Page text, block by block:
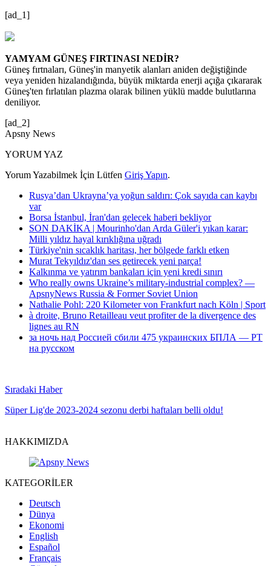
[ad_1]
YAMYAM GÜNEŞ FIRTINASI NEDİR?
Güneş fırtnaları, Güneş'in manyetik alanları aniden değiştiğinde
veya yeniden hizalandığında, büyük miktarda enerji açığa çıkararak
Güneş'ten fırlatılan plazma olarak bilinen yüklü madde bulutlarına
deniliyor.
[ad_2]
Apsny News
YORUM YAZ
Yorum Yazabilmek İçin Lütfen Giriş Yapın.
Rusya’dan Ukrayna’ya yoğun saldırı: Çok sayıda can kaybı
var
Borsa İstanbul, İran'dan gelecek haberi bekliyor
SON DAKİKA | Mourinho'dan Arda Güler'i yıkan karar:
Milli yıldız hayal kırıklığına uğradı
Türkiye'nin sıcaklık haritası, her bölgede farklı etken
Murat Tekyıldız'dan ses getirecek yeni parça!
Kalkınma ve yatırım bankaları için yeni kredi sınırı
Who really owns Ukraine’s military-industrial complex? —
ApsnyNews Russia & Former Soviet Union
Nathalie Pohl: 220 Kilometer von Frankfurt nach Köln | Sport
à droite, Bruno Retailleau veut profiter de la divergence des
lignes au RN
за ночь над Россией сбили 475 украинских БПЛА — РТ
на русском
Sıradaki Haber
Süper Lig'de 2023-2024 sezonu derbi haftaları belli oldu!
HAKKIMIZDA
KATEGORİLER
Deutsch
Dünya
Ekonomi
English
Español
Français